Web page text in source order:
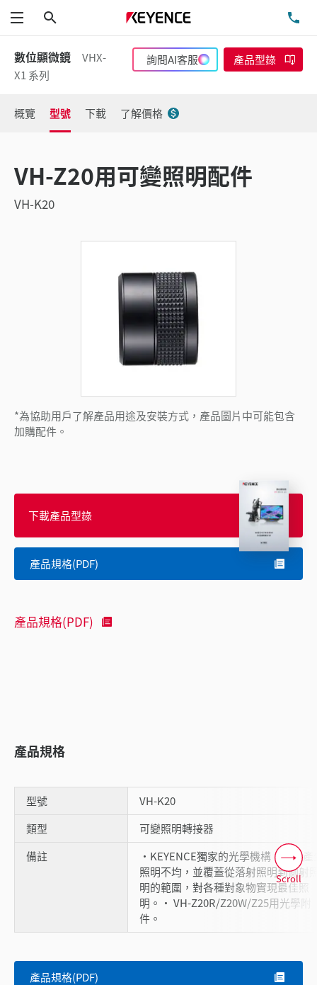
功能表
數位顯微鏡
VHX-
X1 系列
詢問AI客服 產品型錄
概覽 型號 下載 了解價格
VH-Z20用可變照明配件
VH-K20
*為協助用戶了解產品用途及安裝方式，產品圖片中可能包含
加購配件。
下載產品型錄
產品規格(PDF)
產品規格(PDF)
產品規格
型號
VH-K20
類型
可變照明轉接器
備註
・KEYENCE獨家的光學機構，不會產
照明不均，並覆蓋從落射照明到側射
明的範圍，對各種對象物實現最佳照
明。・ VH-Z20R/Z20W/Z25用光學附
件。
Scroll
產品規格(PDF)